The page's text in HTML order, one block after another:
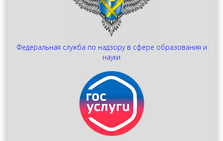
Федеральная служба по надзору в сфере образования и
науки